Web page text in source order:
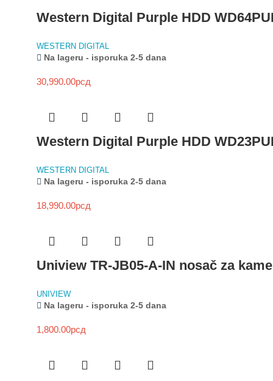
Western Digital Purple HDD
WESTERN DIGITAL
Na lageru - isporuka 2-5 dana
30,990.00рсд
Western Digital Purple HDD
WESTERN DIGITAL
Na lageru - isporuka 2-5 dana
18,990.00рсд
Uniview TR-JB05-A-IN nosač za
UNIVIEW
Na lageru - isporuka 2-5 dana
1,800.00рсд